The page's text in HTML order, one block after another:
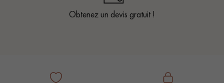
Obtenez un devis gratuit !